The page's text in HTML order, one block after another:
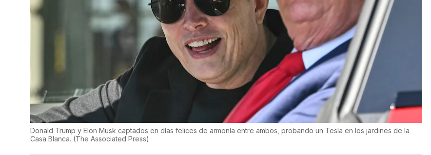
Donald Trump y Elon Musk captados en días felices de armonía entre ambos, probando un Tesla en los jardines de la
Casa Blanca. (The Associated Press)